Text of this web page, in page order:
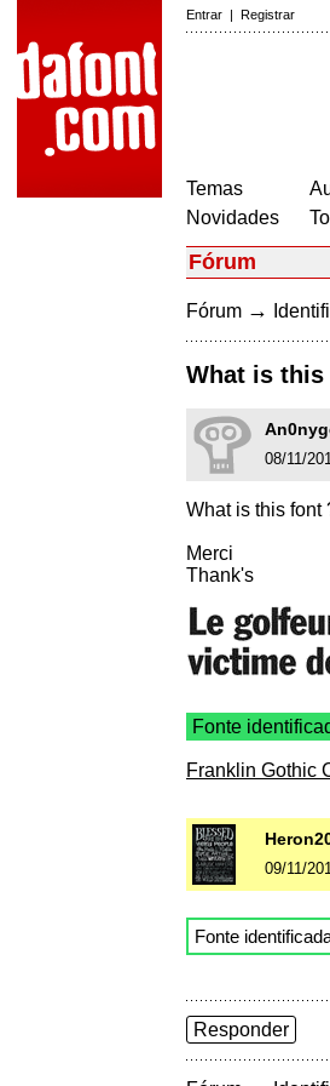
Entrar | Registrar
Temas
Novidades
Fórum
Fórum →
What is this
08/11/
What is this font
Merci
Thank's
Fonte
Franklin Gothic
09/11/
Fonte
Responder